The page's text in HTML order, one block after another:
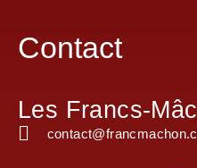
Contact
Les Francs-